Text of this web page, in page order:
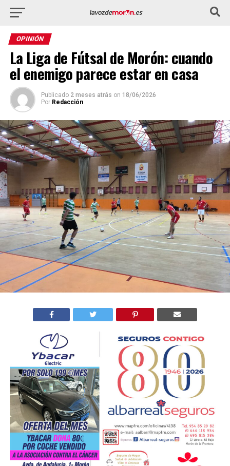
OPINIÓN
La Liga de Fútsal de Morón: cuando
el enemigo parece estar en casa
Publicado 2 meses atrás on 18/06/2026
Por Redacción